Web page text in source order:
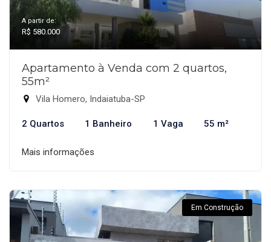
A partir de:
R$ 580.000
Apartamento à Venda com 2 quartos,
55m²
Vila Homero, Indaiatuba-SP
2 Quartos 1 Banheiro 1 Vaga 55 m²
Mais informações
Em Construção